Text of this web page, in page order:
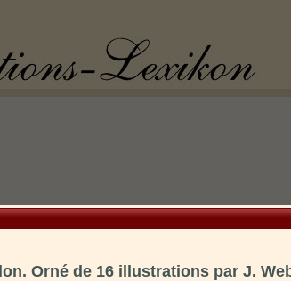
Orné de 16 illustrations par J.